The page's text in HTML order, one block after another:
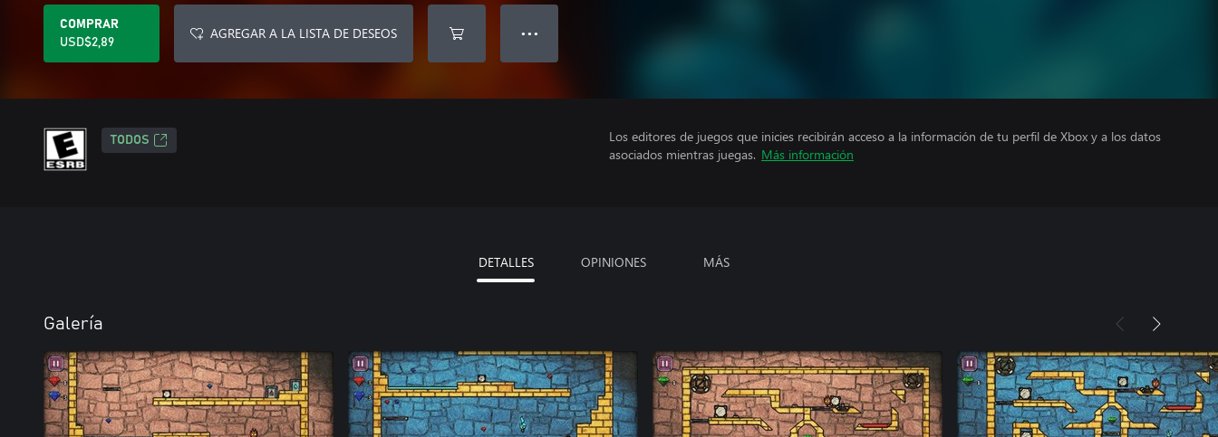
COMPRAR
USD$2,89
AGREGAR A LA LISTA DE DESEOS ● ● ●
TODOS
Los editores de juegos que inicies recibirán acceso a la información de tu perfil de Xbox y a los datos
asociados mientras juegas. Más información
DETALLES OPINIONES MÁS
Galería